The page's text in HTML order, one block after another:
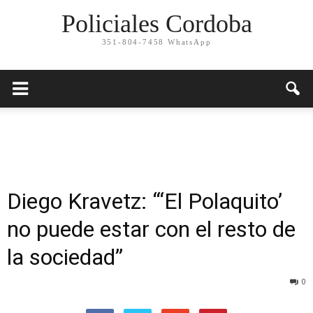
Policiales Cordoba
351-804-7458 WhatsApp
Diego Kravetz: “‘El Polaquito’
no puede estar con el resto de
la sociedad”
0